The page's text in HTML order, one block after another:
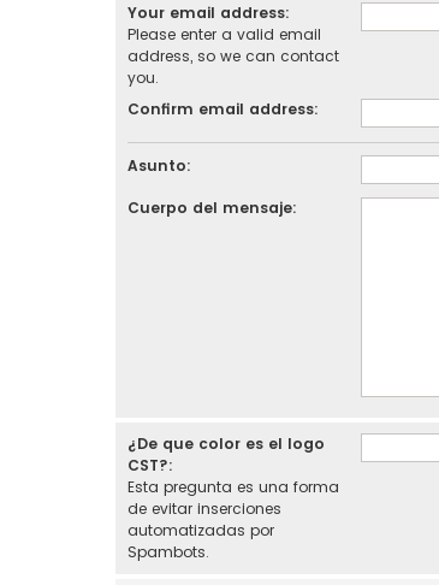
Your email address:
Please enter a valid email
address, so we can contact
you.
Confirm email address:
Asunto:
Cuerpo del mensaje:
¿De que color es el logo
CST?:
Esta pregunta es una forma
de evitar inserciones
automatizadas por
Spambots.